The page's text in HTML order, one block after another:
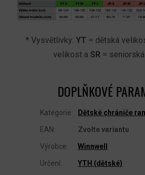
* Vysvětlivky: YT = dětská
velikost a SR =
DOPLŇKOVÉ
Kategorie: Dětské chrániče
EAN: Zvolte variantu
Výrobce: Winnwell
Určení: YTH (dětské)